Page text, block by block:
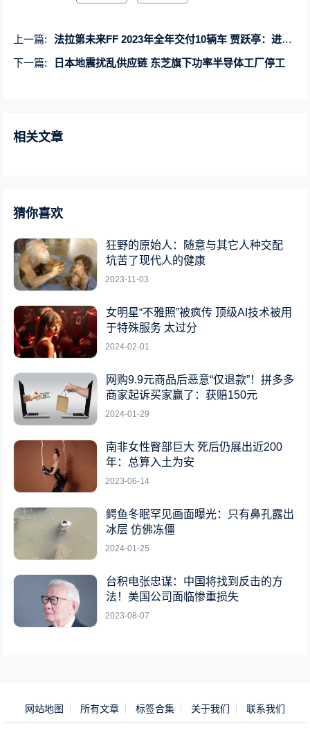
上一篇:
法拉第未来FF 2023年全年交付10辆车 贾跃亭：进军中东
下一篇:
日本地震扰乱供应链 东芝旗下功率半导体工厂停工
相关文章
猜你喜欢
狂野的原始人：随意与其它人种交配
坑苦了现代人的健康
2023-11-03
女明星“不雅照”被疯传 顶级AI技术被用
于特殊服务 太过分
2024-02-01
网购9.9元商品后恶意“仅退款”！拼多多
商家起诉买家赢了：获赔150元
2024-01-29
南非女性臀部巨大 死后仍展出近200
年：总算入土为安
2023-06-14
鳄鱼冬眠罕见画面曝光：只有鼻孔露出
冰层 仿佛冻僵
2024-01-25
台积电张忠谋：中国将找到反击的方
法！美国公司面临惨重损失
2023-08-07
网站地图 所有文章 标签合集 关于我们 联系我们